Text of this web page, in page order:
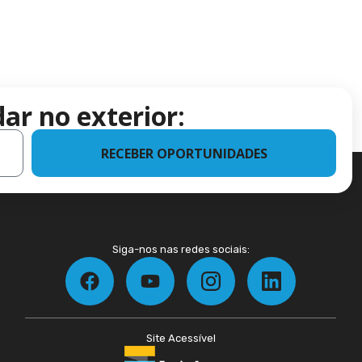
no exterior:
RECEBER OPORTUNIDADES
Siga-nos nas redes sociais:
Site Acessível